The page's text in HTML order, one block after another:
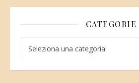
CATEGORIE